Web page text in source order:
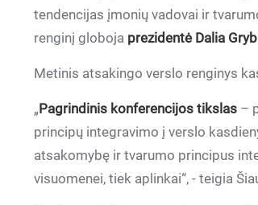
tendencijas įmonių vadovai ir
renginį globoja prezidentė Dalia
Metinis atsakingo verslo renginys
„Pagrindinis konferencijos tikslas –
principų integravimo į verslo
atsakomybę ir tvarumo principus
visuomenei, tiek aplinkai“, - teigia